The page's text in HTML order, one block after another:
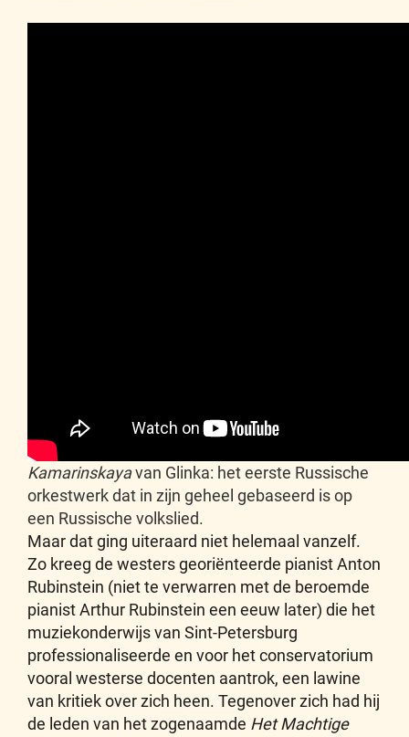
Kamarinskayavan Glinka: het eerste Russische
orkestwerk dat in zijn geheel gebaseerd is op
een Russische volkslied.
Maar dat ging uiteraard niet helemaal vanzelf.
Zo kreeg de westers georiënteerde pianist Anton
Rubinstein (niet te verwarren met de beroemde
pianist Arthur Rubinstein een eeuw later) die het
muziekonderwijs van Sint-Petersburg
professionaliseerde en voor het conservatorium
vooral westerse docenten aantrok, een lawine
van kritiek over zich heen. Tegenover zich had hij
de leden van het zogenaamde Het Machtige